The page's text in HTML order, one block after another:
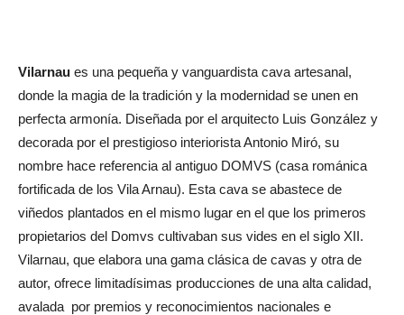
Vilarnau es una pequeña y vanguardista cava artesanal,
donde la magia de la tradición y la modernidad se unen en
perfecta armonía. Diseñada por el arquitecto Luis González y
decorada por el prestigioso interiorista Antonio Miró, su
nombre hace referencia al antiguo DOMVS (casa románica
fortificada de los Vila Arnau). Esta cava se abastece de
viñedos plantados en el mismo lugar en el que los primeros
propietarios del Domvs cultivaban sus vides en el siglo XII.
Vilarnau, que elabora una gama clásica de cavas y otra de
autor, ofrece limitadísimas producciones de una alta calidad,
avalada por premios y reconocimientos nacionales e